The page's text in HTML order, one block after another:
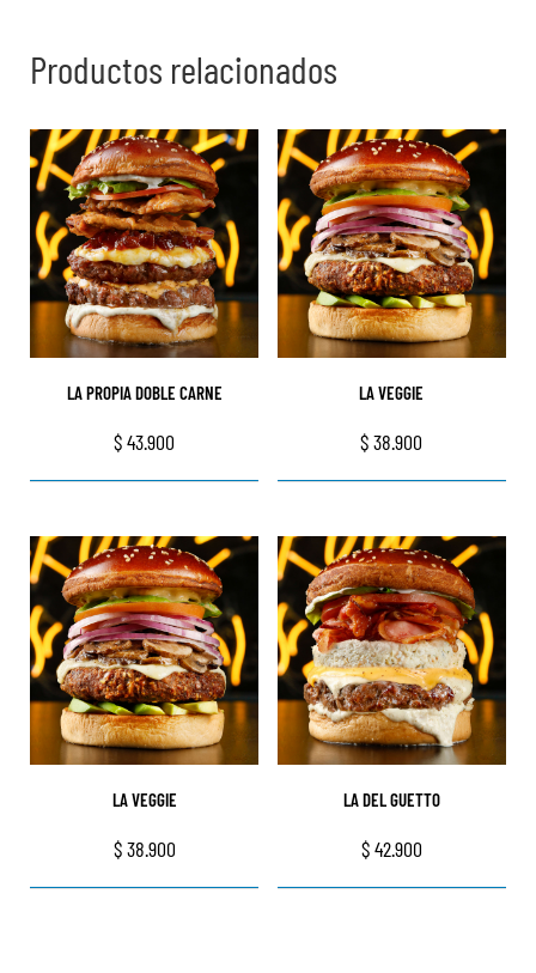
Productos relacionados
LA PROPIA DOBLE CARNE
$43.900
LA VEGGIE
$38.900
LA VEGGIE
$38.900
LA DEL GUETTO
$42.900